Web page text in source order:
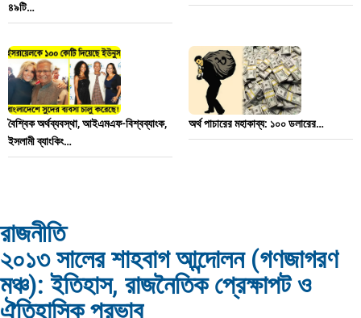
৪৯টি…
বৈশ্বিক অর্থব্যবস্থা, আইএমএফ-বিশ্বব্যাংক,
ইসলামী ব্যাংকিং…
অর্থ পাচারের মহাকাব্য: ১০০ ডলারের…
দক্ষিণ এশিয়ায় ‘জেন-জি’ বিপ্লব: বাংলাদেশ,… বিশেষ ইন-ডেপ্থ রিপোর্ট: ক্রীড়া উৎসবে…
রাজনীতি
২০১৩ সালের শাহবাগ আন্দোলন (গণজাগরণ
মঞ্চ): ইতিহাস, রাজনৈতিক প্রেক্ষাপট ও
ঐতিহাসিক প্রভাব